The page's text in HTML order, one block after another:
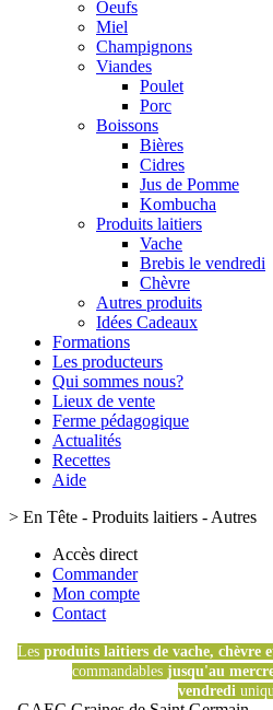
Oeufs
Miel
Champignons
Viandes
Poulet
Porc
Boissons
Bières
Cidres
Jus de Pomme
Kombucha
Produits laitiers
Vache
Brebis le vendredi
Chèvre
Autres produits
Idées Cadeaux
Formations
Les producteurs
Qui sommes nous?
Lieux de vente
Ferme pédagogique
Actualités
Recettes
Aide
> En Tête - Produits laitiers - Autres
Accès direct
Commander
Mon compte
Contact
Les produits laitiers de vache, chèvre
commandablesjusqu'au
vendredi